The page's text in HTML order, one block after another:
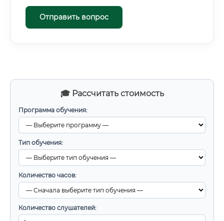
🎓 Рассчитать стоимость
Программа обучения:
Тип обучения:
Количество часов:
Количество слушателей:
Отправить вопрос